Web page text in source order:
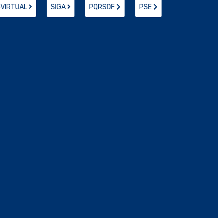
SIGA PQRSDF PSE